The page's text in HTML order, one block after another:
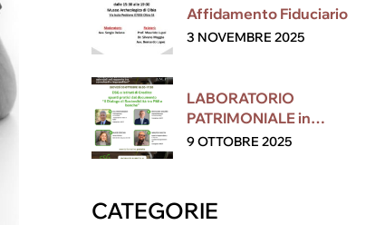
Affidamento Fiduciario
3 NOVEMBRE 2025
LABORATORIO
PATRIMONIALE in
collaborazione con ESG
9 OTTOBRE 2025
CATEGORIE